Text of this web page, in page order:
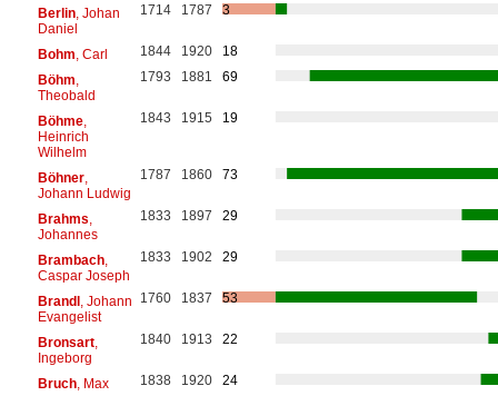
Berlin, Johan
Daniel
1714 1787 3
Bohm , Carl 1844 1920
18
Böhm
Theobald
1793 1881 69
Böhme,
Heinrich
Wilhelm
1843 1915 19
Böhner,
Johann Ludwig
1787 1860 73
Brahms
Johannes
1833 1897 29
Brambach,
Caspar Joseph
1833 1902 29
Brandl, Johann
Evangelist
1760 1837 53
Bronsart,
Ingeborg
1840 1913 22
Bruch, Max 1838 1920
24